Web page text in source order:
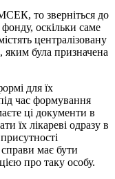
то зверніться до
оскільки саме
централізовану
яким була призначена
для їх
час формування
ці документи в
їх лікареві одразу в
має бути
про таку особу.